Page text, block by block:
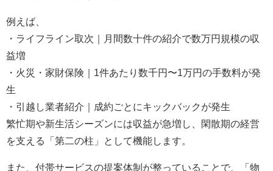
例えば、
・ライフライン取次｜月間数十件の紹介で数万円規模の収
益増
・火災・家財保険｜1件あたり数千円〜1万円の手数料が発
生
・引越し業者紹介｜成約ごとにキックバックが発生
繁忙期や新生活シーズンには収益が急増し、閑散期の経営
を支える「第二の柱」として機能します。
また、付帯サービスの提案体制が整っていることで、「物